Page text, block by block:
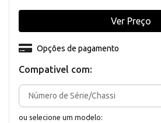
Compativel com:
ou selecione um modelo:
Opções de pagamento
Ver Preço